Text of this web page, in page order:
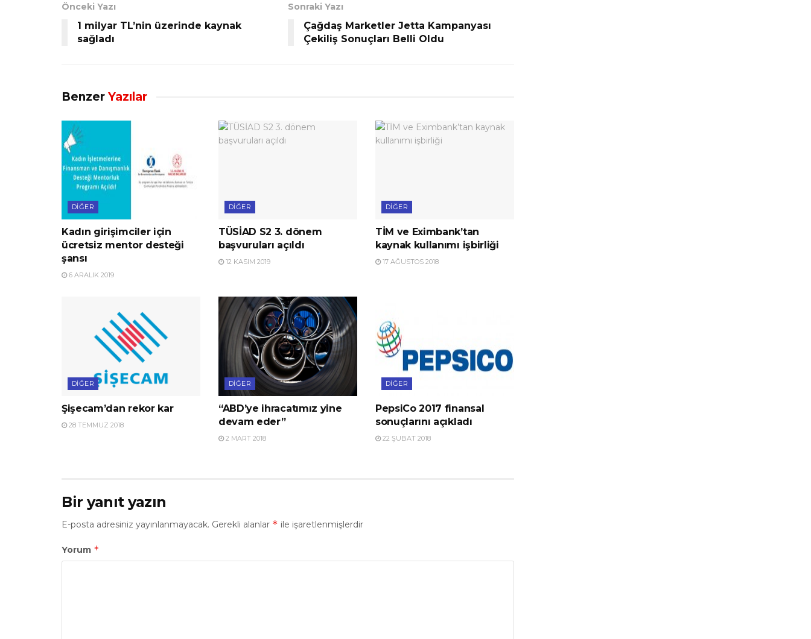
Önceki Yazı
1 milyar TL’nin üzerinde kaynak
sağladı
Sonraki Yazı
Çağdaş Marketler Jetta Kampanyası
Çekiliş Sonuçları Belli Oldu
Benzer Yazılar
DIĞER
Kadın girişimciler için
ücretsiz mentor desteği
şansı
6 ARALIK 2019
DIĞER
TÜSİAD S2 3. dönem
başvuruları açıldı
12 KASIM 2019
DIĞER
TİM ve Eximbank’tan
kaynak kullanımı işbirliği
17 AĞUSTOS 2018
DIĞER
Şişecam’dan rekor kar
28 TEMMUZ 2018
DIĞER
“ABD’ye ihracatımız yine
devam eder”
2 MART 2018
DIĞER
PepsiCo 2017 finansal
sonuçlarını açıkladı
22 ŞUBAT 2018
Bir yanıt yazın
E-posta adresiniz yayınlanmayacak. Gerekli alanlar * ile işaretlenmişlerdir
Yorum *